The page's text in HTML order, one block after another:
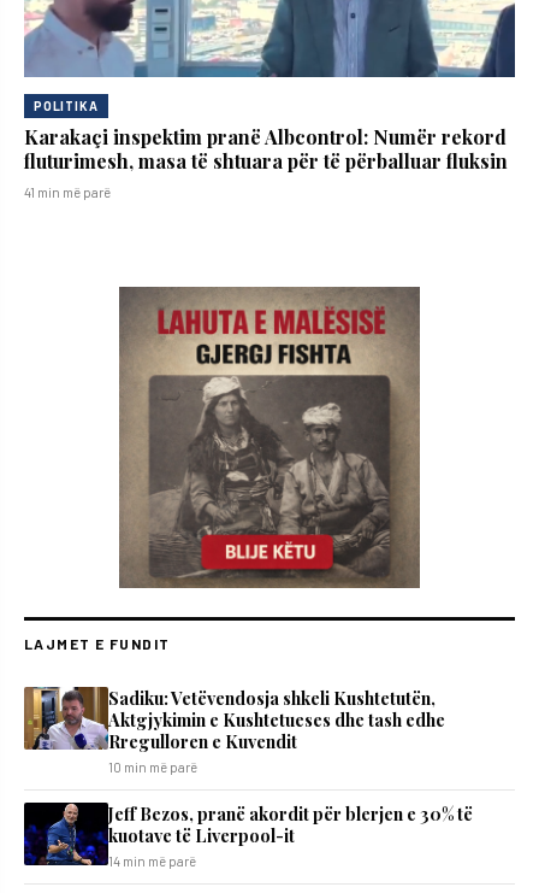
POLITIKA
Karakaçi inspektim pranë Albcontrol: Numër rekord
fluturimesh, masa të shtuara për të përballuar fluksin
41 min më parë
LAJMET E FUNDIT
Sadiku: Vetëvendosja shkeli Kushtetutën,
Aktgjykimin e Kushtetueses dhe tash edhe
Rregulloren e Kuvendit
10 min më parë
Jeff Bezos, pranë akordit për blerjen e 30% të
kuotave të Liverpool-it
14 min më parë